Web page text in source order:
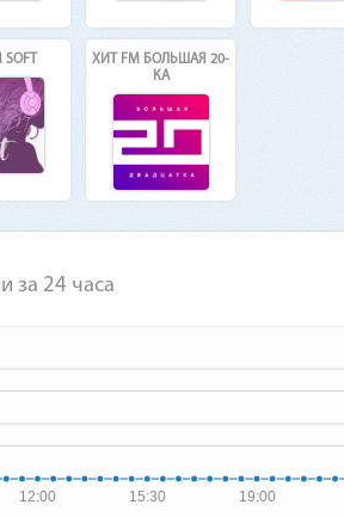
ХИТ FM БОЛЬШАЯ 20-
КА
за 24 часа
19:00
15:30
12:00